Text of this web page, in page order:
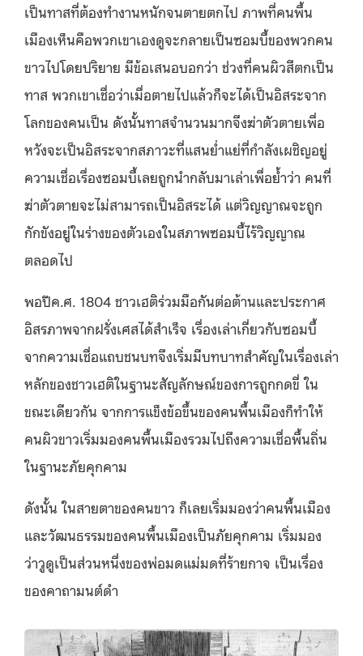
เป็นทาสที่ต้องทำงานหนักจนตายตกไป ภาพที่คนพื้น
เมืองเห็นคือพวกเขาเองดูจะกลายเป็นซอมบี้ของพวกคน
ขาวไปโดยปริยาย มีข้อเสนอบอกว่า ช่วงที่คนผิวสีตกเป็น
ทาส พวกเขาเชื่อว่าเมื่อตายไปแล้วก็จะได้เป็นอิสระจาก
โลกของคนเป็น ดังนั้นทาสจำนวนมากจึงฆ่าตัวตายเพื่อ
หวังจะเป็นอิสระจากสภาวะที่แสนย่ำแย่ที่กำลังเผชิญอยู่
ความเชื่อเรื่องซอมบี้เลยถูกนำกลับมาเล่าเพื่อย้ำว่า คนที่
ฆ่าตัวตายจะไม่สามารถเป็นอิสระได้ แต่วิญญาณจะถูก
กักขังอยู่ในร่างของตัวเองในสภาพซอมบี้ไร้วิญญาณ
ตลอดไป
พอปีค.ศ. 1804 ชาวเฮติร่วมมือกันต่อต้านและประกาศ
อิสรภาพจากฝรั่งเศสได้สำเร็จ เรื่องเล่าเกี่ยวกับซอมบี้
จากความเชื่อแถบชนบทจึงเริ่มมีบทบาทสำคัญในเรื่องเล่า
หลักของชาวเฮติในฐานะสัญลักษณ์ของการถูกกดขี่ ใน
ขณะเดียวกัน จากการแข็งข้อขึ้นของคนพื้นเมืองก็ทำให้
คนผิวขาวเริ่มมองคนพื้นเมืองรวมไปถึงความเชื่อพื้นถิ่น
ในฐานะภัยคุกคาม
ดังนั้น ในสายตาของคนขาว ก็เลยเริ่มมองว่าคนพื้นเมือง
และวัฒนธรรมของคนพื้นเมืองเป็นภัยคุกคาม เริ่มมอง
ว่าวูดูเป็นส่วนหนึ่งของพ่อมดแม่มดที่ร้ายกาจ เป็นเรื่อง
ของคาถามนต์ดำ